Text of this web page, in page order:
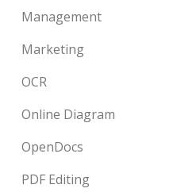
Management
Marketing
OCR
Online Diagram
OpenDocs
PDF Editing